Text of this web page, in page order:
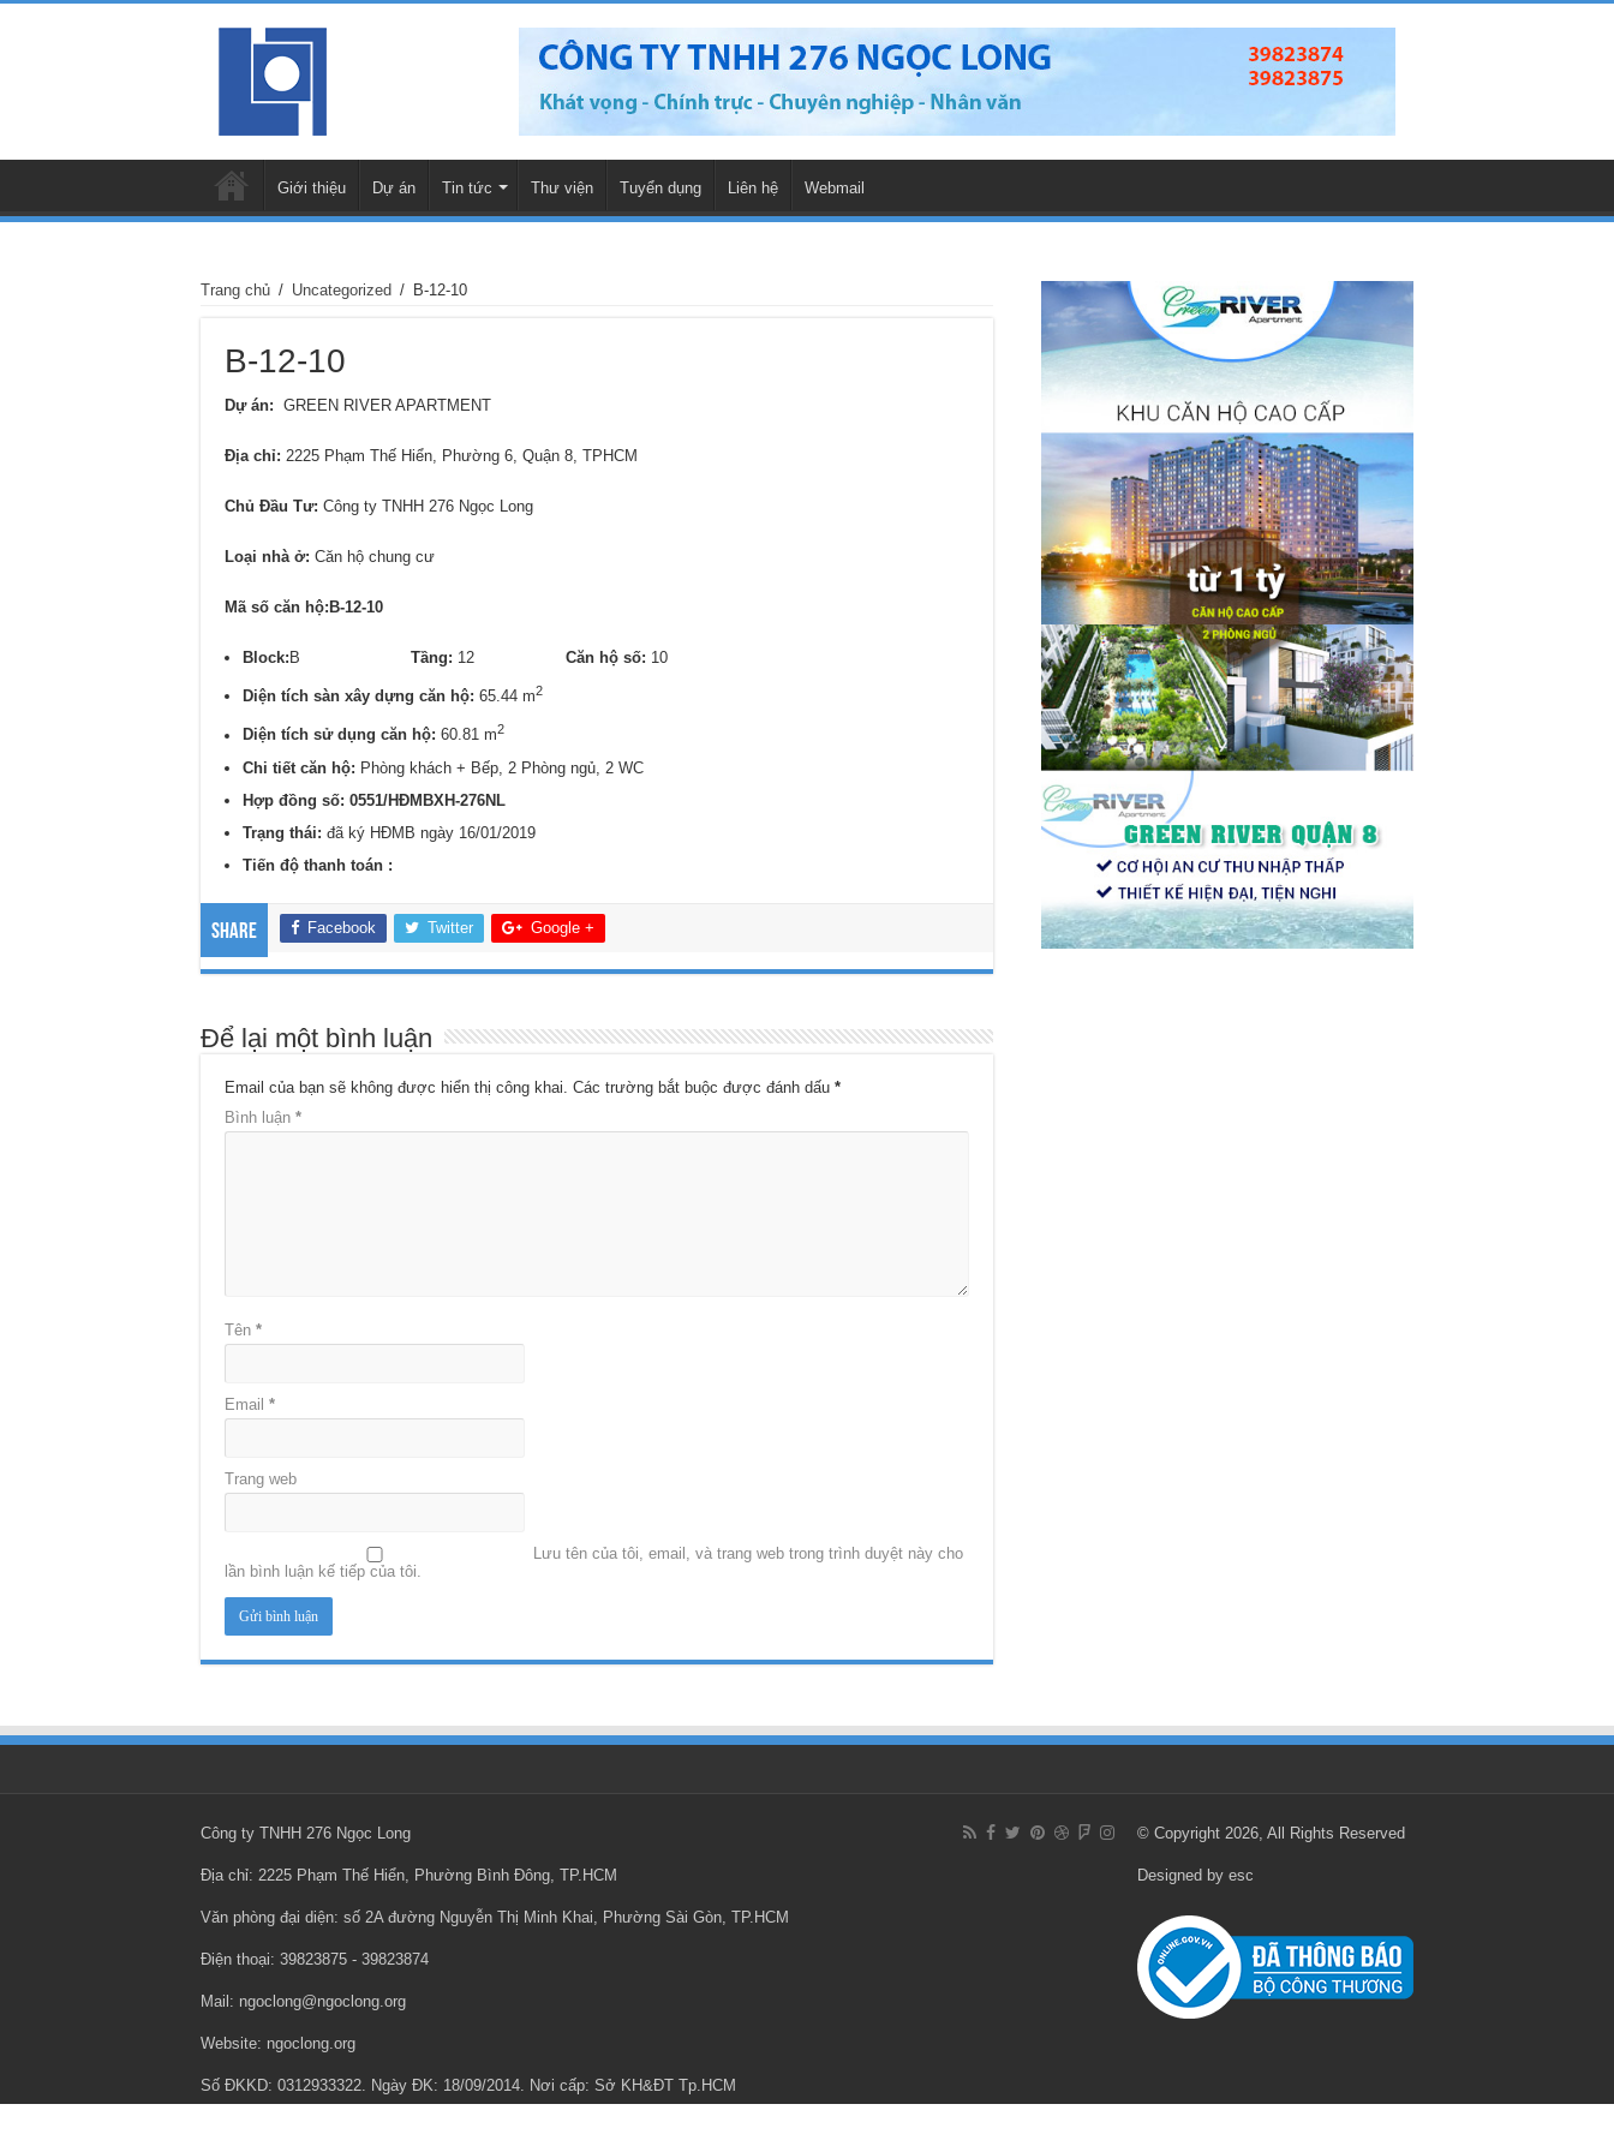
Giới thiệu Dự án Tin tức Thư viện Tuyển dụng Liên hệ Webmail
Trang chủ / Uncategorized / B-12-10
B-12-10
Dự án: GREEN RIVER APARTMENT
Địa chỉ: 2225 Phạm Thế Hiển, Phường 6, Quận 8, TPHCM
Chủ Đầu Tư: Công ty TNHH 276 Ngọc Long
Loại nhà ở: Căn hộ chung cư
Mã số căn hộ:B-12-10
Block: B Tầng: 12 Căn hộ số: 10
Diện tích sàn xây dựng căn hộ: 65.44 m2
Diện tích sử dụng căn hộ: 60.81 m2
Chi tiết căn hộ: Phòng khách + Bếp, 2 Phòng ngủ, 2 WC
Hợp đồng số: 0551/HĐMBXH-276NL
Trạng thái: đã ký HĐMB ngày 16/01/2019
Tiến độ thanh toán :
Share Facebook Twitter Google +
Để lại một bình luận
Email của bạn sẽ không được hiển thị công khai. Các trường bắt buộc được đánh dấu *
Bình luận *
Tên *
Email *
Trang web
Lưu tên của tôi, email, và trang web trong trình duyệt này cho
lần bình luận kế tiếp của tôi.
© Copyright 2026, All Rights Reserved
Designed by esc
Công ty TNHH 276 Ngọc Long
Địa chỉ: 2225 Phạm Thế Hiển, Phường Bình Đông, TP.HCM
Văn phòng đại diện: số 2A đường Nguyễn Thị Minh Khai, Phường Sài Gòn, TP.HCM
Điện thoại: ‎39823875 - ‎39823874
Mail: ngoclong@ngoclong.org
Website: ngoclong.org
Số ĐKKD: 0312933322. Ngày ĐK: 18/09/2014. Nơi cấp: Sở KH&ĐT Tp.HCM